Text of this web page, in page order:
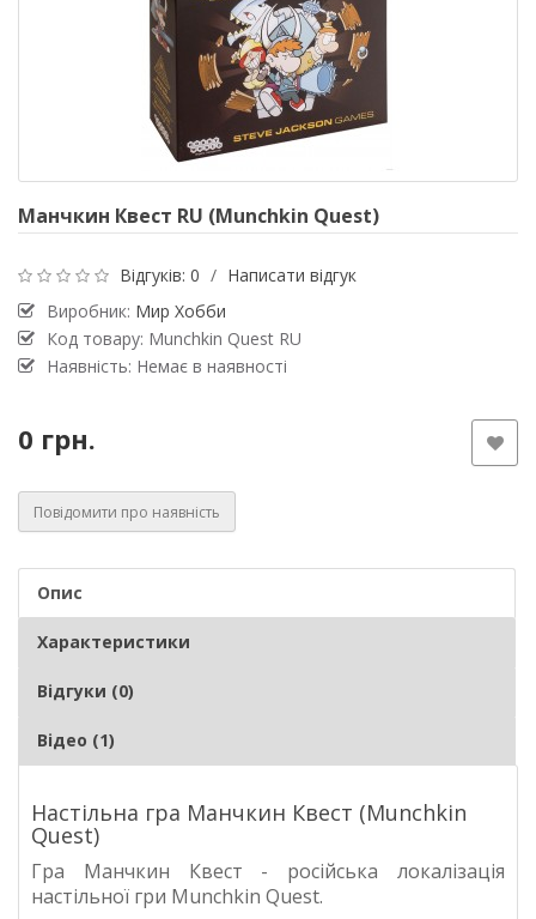
Манчкин Квест RU (Munchkin Quest)
Відгуків: 0 / Написати відгук
Виробник: Мир Хобби
Код товару: Munchkin Quest RU
Наявність: Немає в наявності
0 грн.
Повідомити про наявність
Опис
Характеристики
Відгуки (0)
Відео (1)
Настільна гра Манчкин Квест (Munchkin
Quest)
Гра Манчкин Квест - російська локалізація
настільної гри Munchkin Quest.